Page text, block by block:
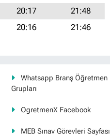
20:17
21:48
20:16 21:46
Whatsapp Branş Öğretmen
Grupları
OgretmenX Facebook
MEB Sınav Görevleri Sayfası